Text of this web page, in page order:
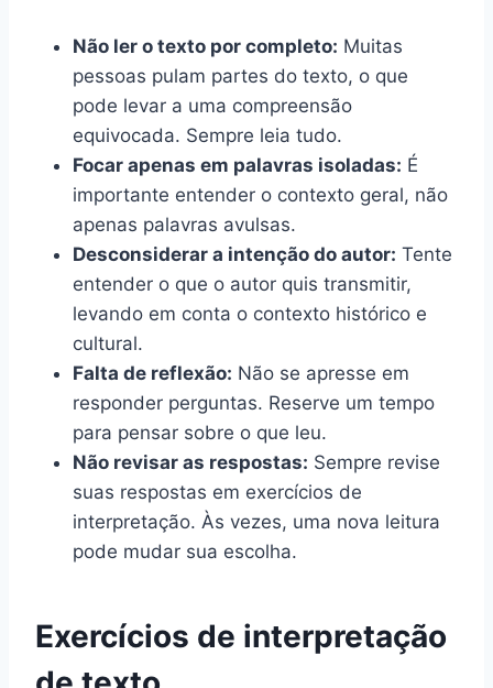
Não ler o texto por completo: Muitas
pessoas pulam partes do texto, o que
pode levar a uma compreensão
equivocada. Sempre leia tudo.
Focar apenas em palavras isoladas: É
importante entender o contexto geral, não
apenas palavras avulsas.
Desconsiderar a intenção do autor: Tente
entender o que o autor quis transmitir,
levando em conta o contexto histórico e
cultural.
Falta de reflexão: Não se apresse em
responder perguntas. Reserve um tempo
para pensar sobre o que leu.
Não revisar as respostas: Sempre revise
suas respostas em exercícios de
interpretação. Às vezes, uma nova leitura
pode mudar sua escolha.
Exercícios de interpretação